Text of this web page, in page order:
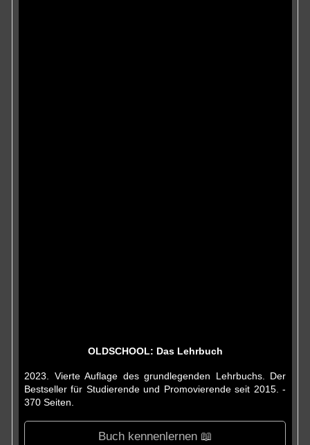
OLDSCHOOL: Das Lehrbuch
2023. Vierte Auflage des grundlegenden Lehrbuchs. Der
Bestseller für Studierende und Promovierende seit 2015. -
370 Seiten.
Buch kennenlernen 📖